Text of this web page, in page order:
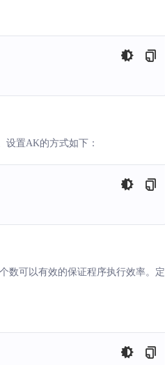
置AK的方式如下：
数可以有效的保证程序执行效率。定